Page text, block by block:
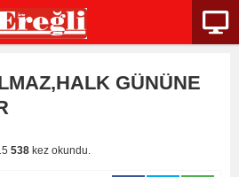
GÜNÜNE
538 kez okundu.